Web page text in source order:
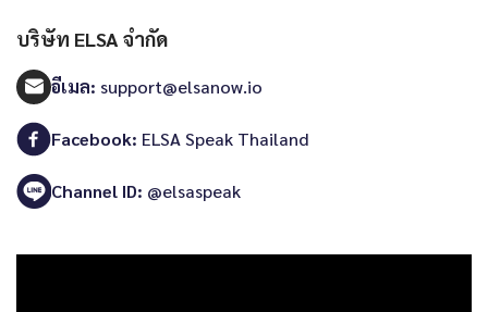
บริษัท ELSA จำกัด
อีเมล: support@elsanow.io
Facebook: ELSA Speak Thailand
Channel ID: @elsaspeak